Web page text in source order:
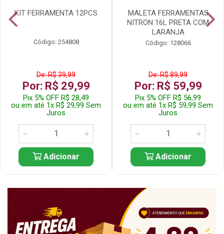
KIT FERRAMENTA 12PCS
Código: 254808
De: R$ 39,99
Por: R$ 29,99
Pix 5% OFF R$ 28,49
ou em até 1x R$ 29,99 Sem
Juros
Adicionar
MALETA FERRAMENTAS
NITRON 16L PRETA COM
LARANJA
Código: 128066
De: R$ 89,99
Por: R$ 59,99
Pix 5% OFF R$ 56,99
ou em até 1x R$ 59,99 Sem
Juros
Adicionar